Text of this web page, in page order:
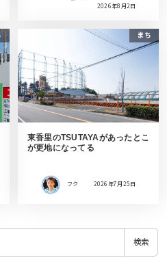
2026年8月2日
まち
東香里のTSUTAYAがあったとこ
が更地になってる
フク 2026年7月25日
検索